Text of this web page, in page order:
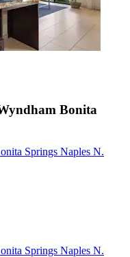
Bonita
Springs Naples N.
Springs Naples N.